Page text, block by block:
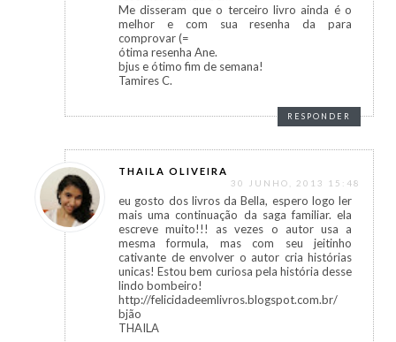
Me disseram que o terceiro livro ainda é o
melhor e com sua resenha da para
comprovar (=
ótima resenha Ane.
bjus e ótimo fim de semana!
Tamires C.
RESPONDER
THAILA OLIVEIRA
30 JUNHO, 2013 15:48
eu gosto dos livros da Bella, espero logo ler
mais uma continuação da saga familiar. ela
escreve muito!!! as vezes o autor usa a
mesma formula, mas com seu jeitinho
cativante de envolver o autor cria histórias
unicas! Estou bem curiosa pela história desse
lindo bombeiro!
http://felicidadeemlivros.blogspot.com.br/
bjão
THAILA